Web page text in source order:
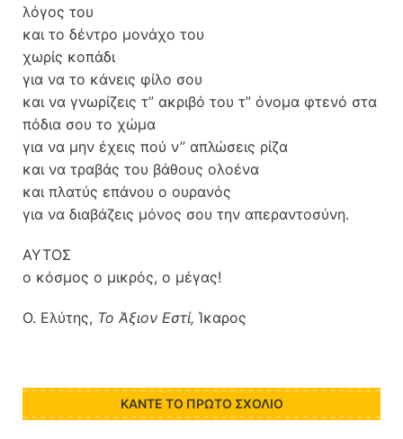
λόγος του
και το δέντρο μονάχο του
χωρίς κοπάδι
για να το κάνεις φίλο σου
και να γνωρίζεις τ” ακριβό του τ” όνομα φτενό στα
πόδια σου το χώμα
για να μην έχεις πού ν” απλώσεις ρίζα
και να τραβάς του βάθους ολοένα
και πλατύς επάνου ο ουρανός
για να διαβάζεις μόνος σου την απεραντοσύνη.
ΑΥΤOΣ
ο κόσμος ο μικρός, ο μέγας!
Ο. Ελύτης, Το Άξιον Εστί, Ίκαρος
ΚΆΝΤΕ ΤΟ ΠΡΏΤΟ ΣΧΌΛΙΟ